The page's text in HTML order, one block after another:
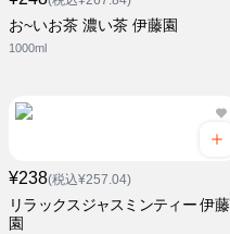
お~いお茶 濃い茶 伊藤園
1000ml
¥238(税込¥257.04)
リラックスジャスミンティー 伊藤
園